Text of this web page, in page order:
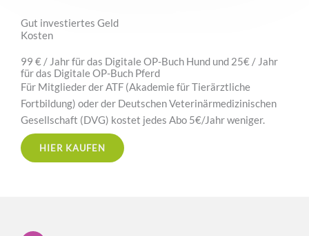
Gut investiertes Geld
Kosten
99 € / Jahr für das Digitale OP-Buch Hund und 25€ / Jahr
für das Digitale OP-Buch Pferd
Für Mitglieder der ATF (Akademie für Tierärztliche
Fortbildung) oder der Deutschen Veterinärmedizinischen
Gesellschaft (DVG) kostet jedes Abo 5€/Jahr weniger.
HIER KAUFEN